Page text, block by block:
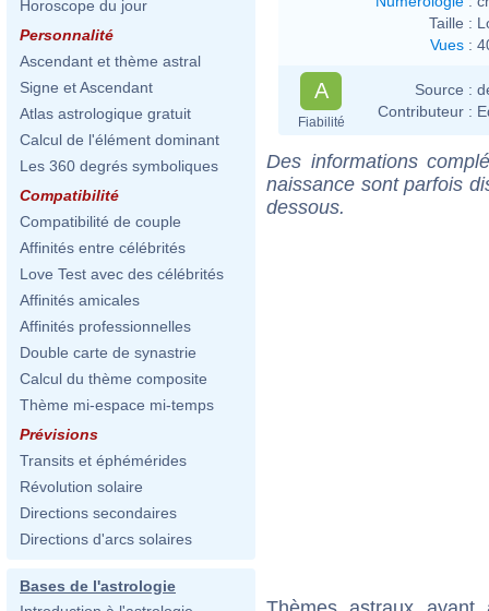
Horoscope du jour
Personnalité
Ascendant et thème astral
Signe et Ascendant
Atlas astrologique gratuit
Calcul de l'élément dominant
Les 360 degrés symboliques
Compatibilité
Compatibilité de couple
Affinités entre célébrités
Love Test avec des célébrités
Affinités amicales
Affinités professionnelles
Double carte de synastrie
Calcul du thème composite
Thème mi-espace mi-temps
Prévisions
Transits et éphémérides
Révolution solaire
Directions secondaires
Directions d'arcs solaires
Bases de l'astrologie
Taille :
Vues :
A
Fiabilité
Source :
Contributeur :
Des informations
naissance sont parfois
dessous.